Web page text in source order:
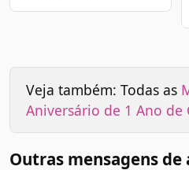
Veja também: Todas as
Aniversário de 1 Ano de
Outras mensagens